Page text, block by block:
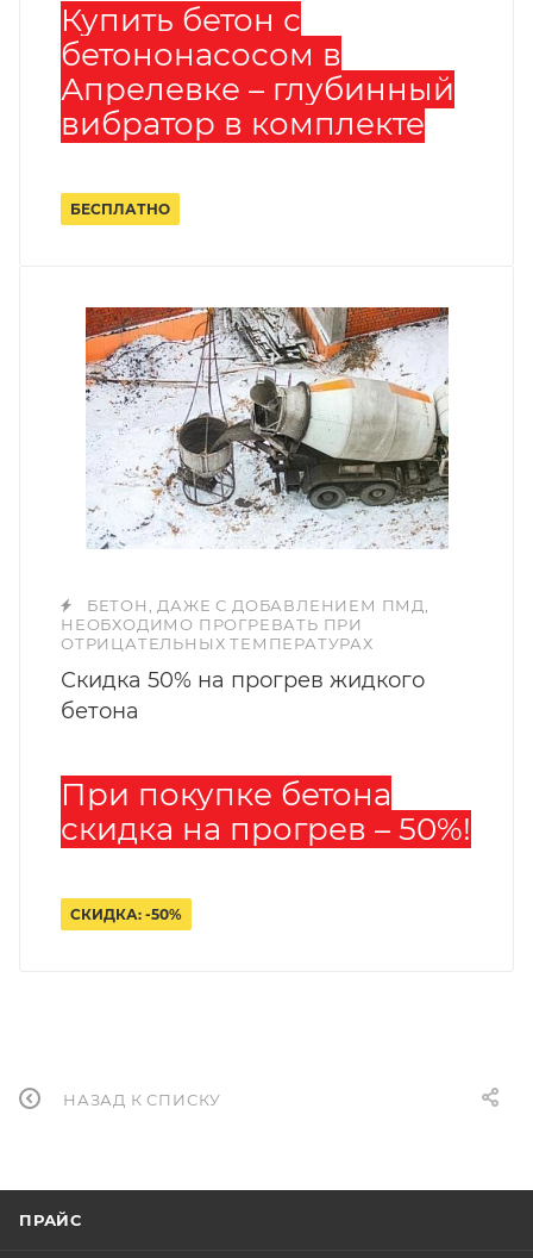
Купить бетон с
бетононасосом в
Апрелевке – глубинный
вибратор в комплекте
БЕСПЛАТНО
БЕТОН, ДАЖЕ С ДОБАВЛЕНИЕМ ПМД,
НЕОБХОДИМО ПРОГРЕВАТЬ ПРИ
ОТРИЦАТЕЛЬНЫХ ТЕМПЕРАТУРАХ
Скидка 50% на прогрев жидкого
бетона
При покупке бетона
скидка на прогрев – 50%!
СКИДКА: -50%
НАЗАД К СПИСКУ
ПРАЙС